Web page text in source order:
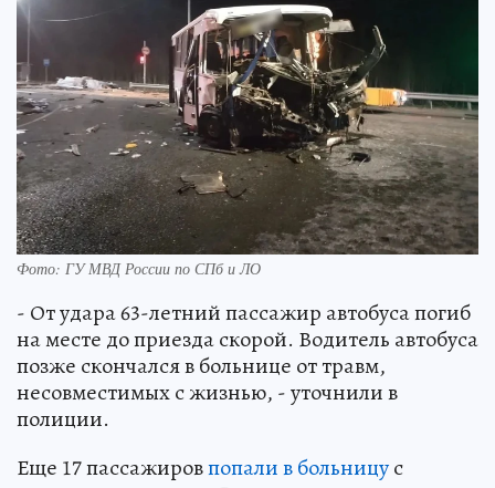
Фото: ГУ МВД России по СПб и ЛО
- От удара 63-летний пассажир автобуса погиб
на месте до приезда скорой. Водитель автобуса
позже скончался в больнице от травм,
несовместимых с жизнью, - уточнили в
полиции.
Еще 17 пассажировпопали в больницус